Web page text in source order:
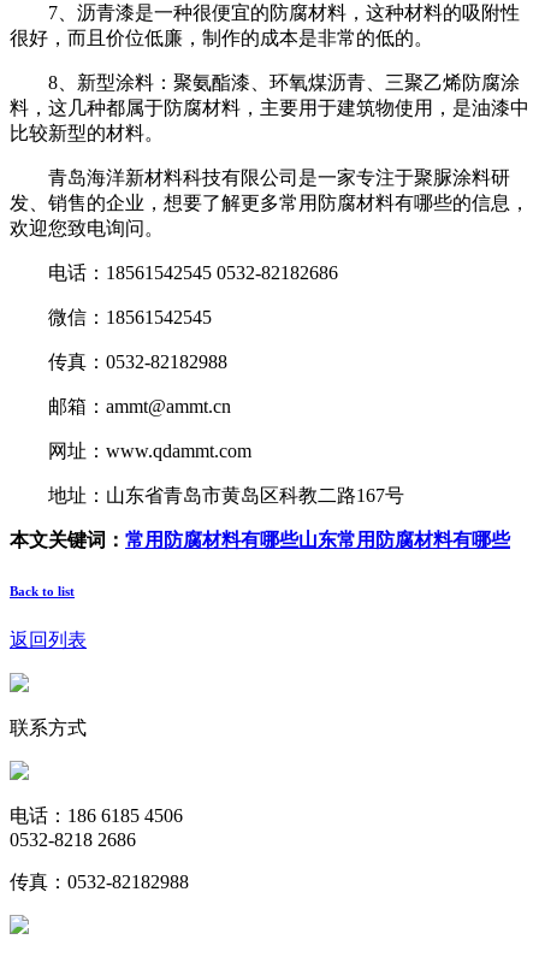
7、沥青漆是一种很便宜的防腐材料，这种材料的吸附性
很好，而且价位低廉，制作的成本是非常的低的。
8、新型涂料：聚氨酯漆、环氧煤沥青、三聚乙烯防腐涂
料，这几种都属于防腐材料，主要用于建筑物使用，是油漆中
比较新型的材料。
青岛海洋新材料科技有限公司是一家专注于聚脲涂料研
发、销售的企业，想要了解更多常用防腐材料有哪些的信息，
欢迎您致电询问。
电话：18561542545 0532-82182686
微信：18561542545
传真：0532-82182988
邮箱：ammt@ammt.cn
网址：www.qdammt.com
地址：山东省青岛市黄岛区科教二路167号
本文关键词： 常用防腐材料有哪些山东常用防腐材料有哪些
Back to list
返回列表
联系方式
电话：186 6185 4506
0532-8218 2686
传真：0532-82182988